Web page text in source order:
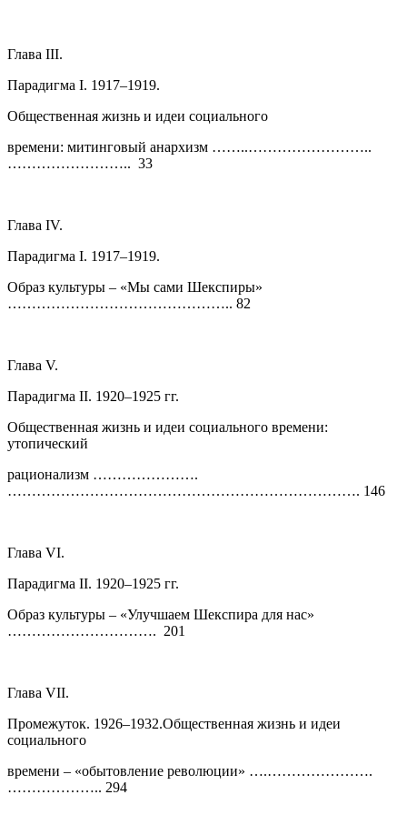
Глава III.
Парадигма I. 1917–1919.
Общественная жизнь и идеи социального
времени: митинговый анархизм ……..……………………..
…………………….. 33
Глава IV.
Парадигма I. 1917–1919.
Образ культуры – «Мы сами Шекспиры»
……………………………………….. 82
Глава V.
Парадигма II. 1920–1925 гг.
Общественная жизнь и идеи социального времени:
утопический
рационализм ………………….
………………………………………………………………. 146
Глава VI.
Парадигма II. 1920–1925 гг.
Образ культуры – «Улучшаем Шекспира для нас»
…………………………. 201
Глава VII.
Промежуток. 1926–1932.Общественная жизнь и идеи
социального
времени – «обытовление революции» ….………………….
……………….. 294